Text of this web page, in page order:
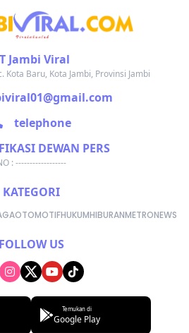
Jambi Viral
Kota Baru, Kota Jambi, Provinsi Jambi
telephone
DEWAN PERS
: ------------------
KATEGORI
OTOMOTIFHUKUMHIBURANMETRONEWS
FOLLOW US
Temukan di
Google Play